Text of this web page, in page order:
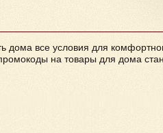
дома все условия для
на товары для дома